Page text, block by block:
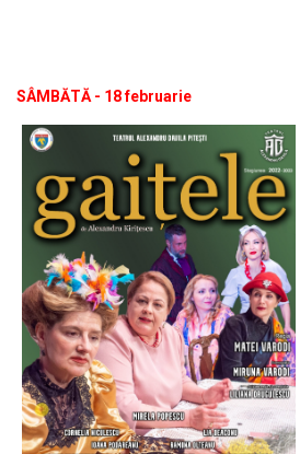
SÂMBĂTĂ - 18 februarie